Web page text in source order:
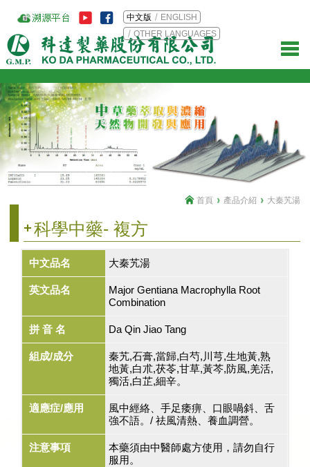
中文版
ENGLISH
OTHER LANGUAGES
科學中藥- 複方
首頁 產品介紹 大秦艽湯
中文品名 大秦艽湯
英文品名
Major Gentiana Macrophylla Root
Combination
拼 音 名 Da Qin Jiao Tang
組成/成分
秦艽,石膏,當歸,白芍,川芎,生地黃,熟
地黃,白朮,茯苓,甘草,黃芩,防風,羌活,
獨活,白芷,細辛。
適應症/應用
風中經絡、手足痿痹、口眼喎斜、舌
強不語。/ 祛風清熱、養血調營。
注意事項
本藥須由中醫師處方使用，請勿自行
服用。